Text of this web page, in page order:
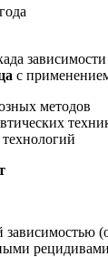
с
методов
зависимостью